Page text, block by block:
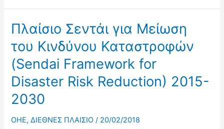
Υόρκη
6
Ιουνίου
2018
Αξιολόγησης
της
Πλαίσιο Σεντάι για Μείωση
του Κινδύνου Καταστροφών
(Sendai Framework for
Disaster Risk Reduction) 2015-
2030
OHE,ΔΙΕΘΝΕΣ ΠΛΑΙΣΙΟ / 20/02/2018